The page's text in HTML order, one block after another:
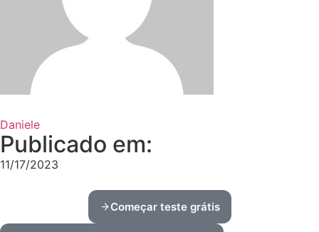
Daniele
Publicado em:
11/17/2023
Começar teste grátis